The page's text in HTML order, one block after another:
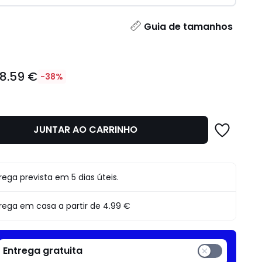
Guia de tamanhos
€ -38%
JUNTAR AO CARRINHO
prevista em 5 dias úteis.
em casa a partir de 4.99 €
Entrega gratuita